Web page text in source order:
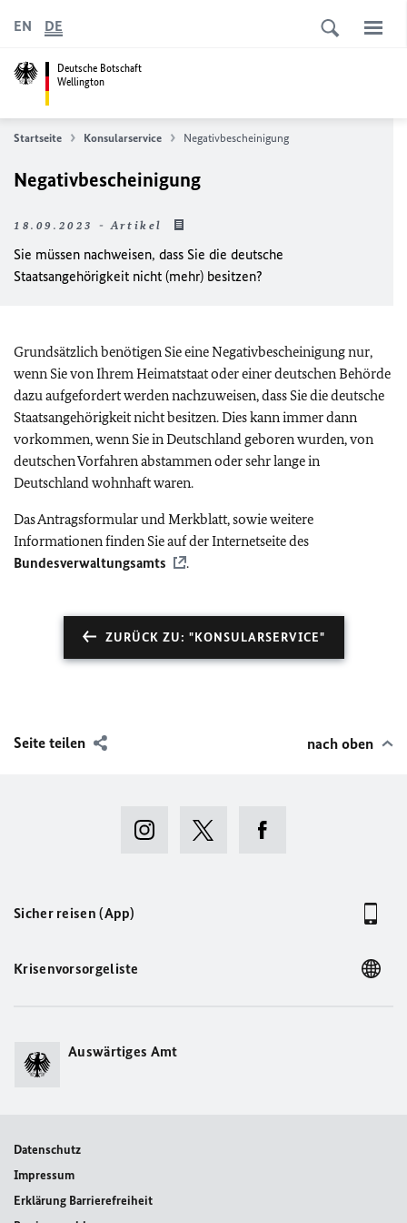
Deutsche Botschaft
Wellington
EN DE
Startseite Konsularservice Negativbescheinigung
Negativbescheinigung
18.09.2023 - Artikel
Sie müssen nachweisen, dass Sie die deutsche
Staatsangehörigkeit nicht (mehr) besitzen?
Grundsätzlich benötigen Sie eine Negativbescheinigung nur,
wenn Sie von Ihrem Heimatstaat oder einer deutschen Behörde
dazu aufgefordert werden nachzuweisen, dass Sie die deutsche
Staatsangehörigkeit nicht besitzen. Dies kann immer dann
vorkommen, wenn Sie in Deutschland geboren wurden, von
deutschen Vorfahren abstammen oder sehr lange in
Deutschland wohnhaft waren.
Das Antragsformular und Merkblatt, sowie weitere
Informationen finden Sie auf der Internetseite des
Bundesverwaltungsamts
.
ZURÜCK ZU: "KONSULARSERVICE"
Seite teilen nach oben
Sicher reisen (App)
Krisenvorsorgeliste
Auswärtiges Amt
Datenschutz
Impressum
Erklärung Barrierefreiheit